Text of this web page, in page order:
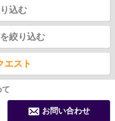
込む
絞り込む
エスト
て
お問い合わせ